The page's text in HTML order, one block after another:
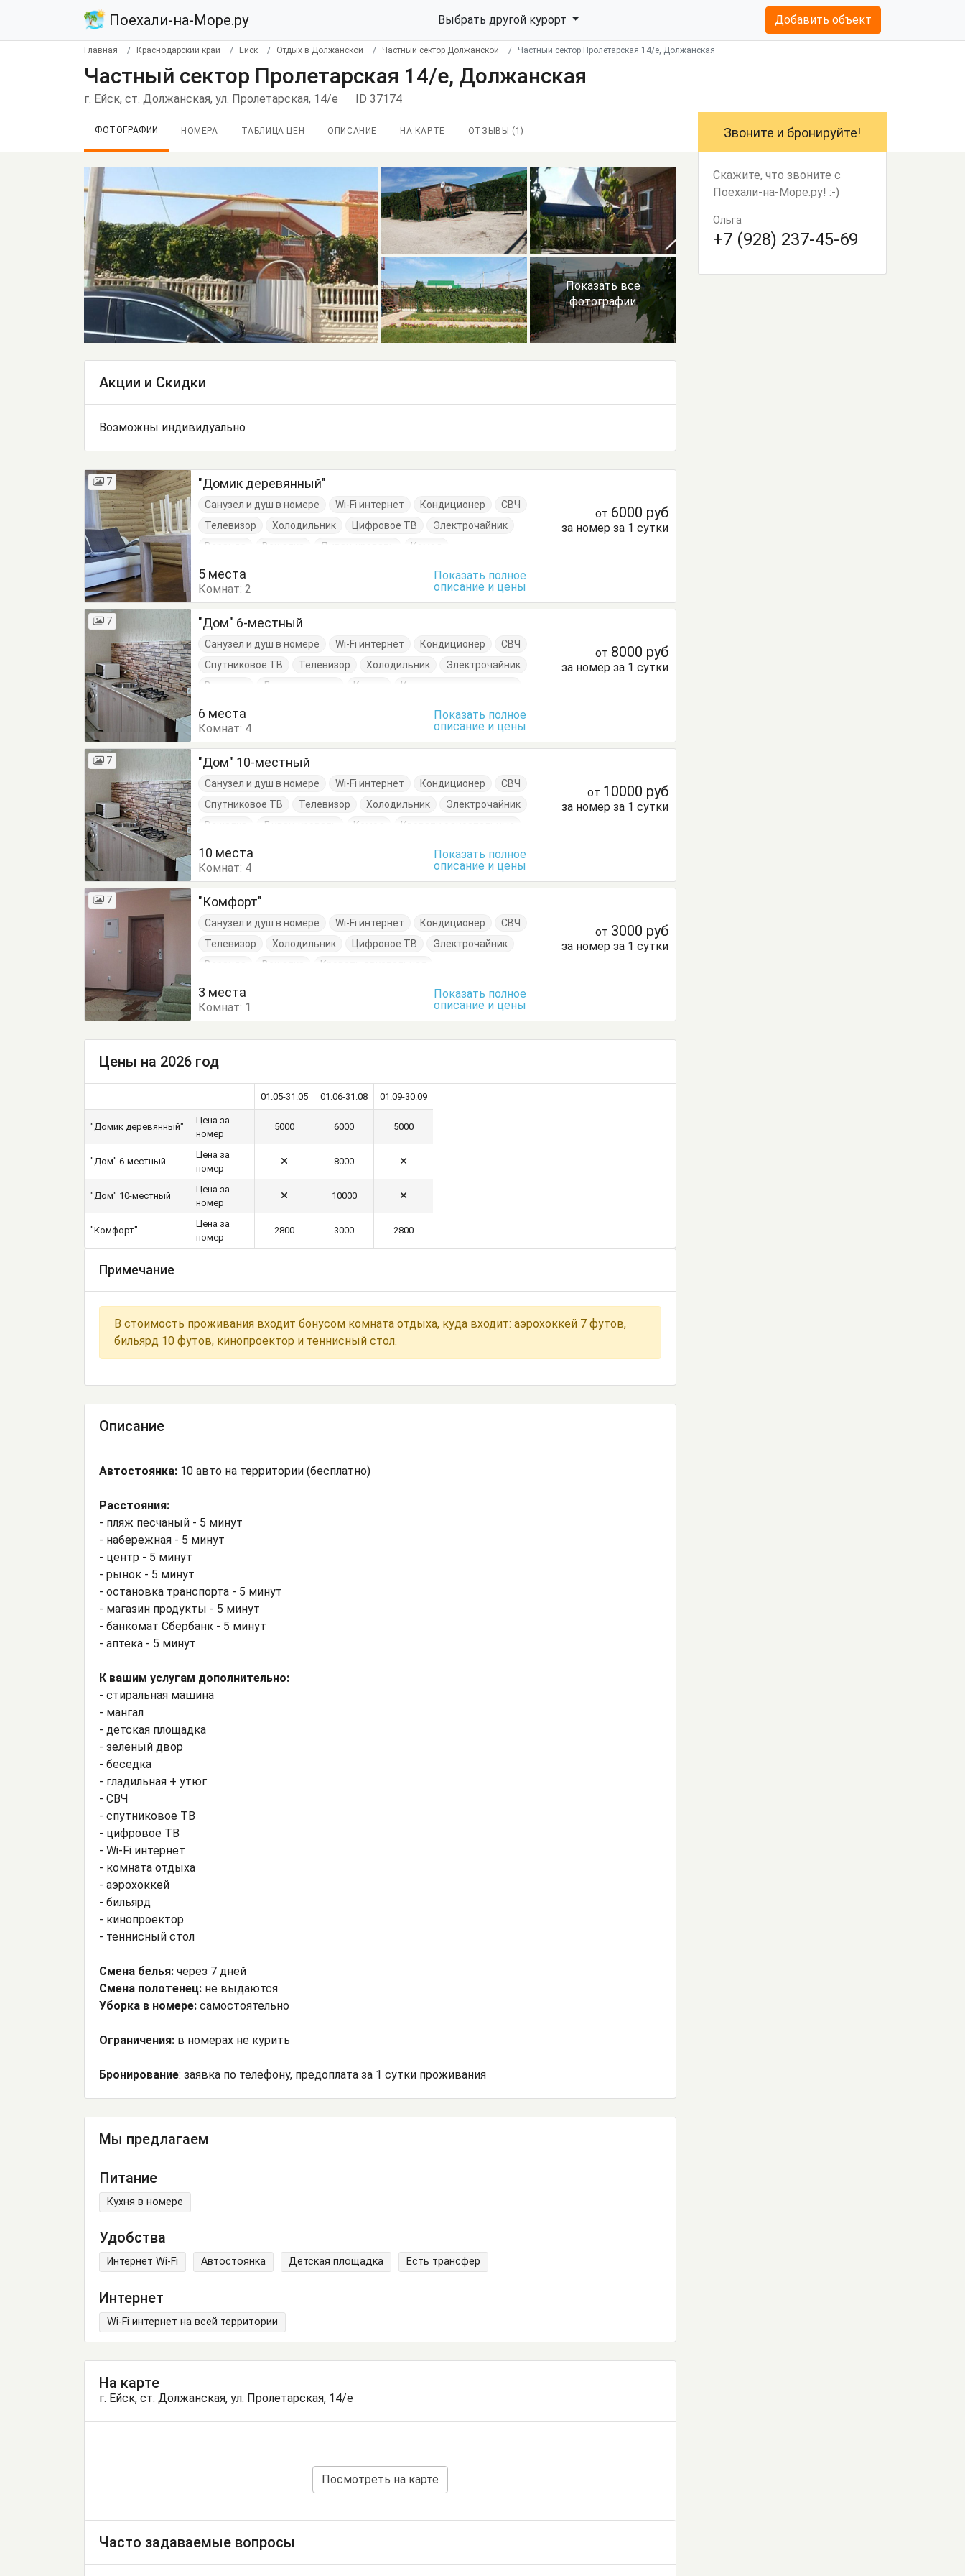
Поехали-на-Море.ру Выбрать другой курорт Добавить объект
Главная Краснодарский край Ейск Отдых в Должанской Частный сектор Должанской Частный сектор Пролетарская 14/е, Должанская
Частный сектор Пролетарская 14/е, Должанская
г. Ейск, ст. Должанская, ул. Пролетарская, 14/е ID 37174
ФОТОГРАФИИ НОМЕРА ТАБЛИЦА ЦЕН ОПИСАНИЕ НА КАРТЕ ОТЗЫВЫ ( 1)
Показать все
фотографии
Акции и Скидки
Возможны индивидуально
7 "Домик деревянный"
Санузел и душ в номере Wi-Fi интернет Кондиционер
СВЧ
Телевизор
Холодильник Цифровое ТВ
Электрочайник
Веранда
Вешалка Диван-кровать
Комод
Кровати односпальные
Обеденный стол
Тумбочки
от 6000 руб
за номер за 1 сутки
5 места
Комнат:2
Показать полное
описание и цены
7 "Дом" 6-местный
Санузел и душ в номере Wi-Fi интернет Кондиционер
СВЧ
Спутниковое ТВ
Телевизор Холодильник
Электрочайник
Вешалка
Диван-кровать Комод
Кровати односпальные
Стол
Стулья
от 8000 руб
за номер за 1 сутки
6 места
Комнат: 4
Показать полное
описание и цены
7 "Дом" 10-местный
Санузел и душ в номере Wi-Fi интернет Кондиционер
СВЧ
Спутниковое ТВ
Телевизор Холодильник
Электрочайник
Вешалка
Диван-кровать Комод
Кровати односпальные
Кровать двуспальная
Стол
Стулья
от 10000 руб
за номер за 1 сутки
10 места
Комнат: 4
Показать полное
описание и цены
7 "Комфорт"
Санузел и душ в номере Wi-Fi интернет Кондиционер
СВЧ
Телевизор
Холодильник Цифровое ТВ
Электрочайник
Веранда
Вешалка
Кровать двуспальная
Посуда
от 3000 руб
за номер за 1 сутки
3 места
Комнат: 1
Показать полное
описание и цены
Цены на 2026 год
01.05-31.05 01.06-31.08 01.09-30.09
"Домик деревянный"
Цена за
номер
5000 6000 5000
"Дом" 6-местный
Цена за
номер
8000
"Дом" 10-местный
Цена за
номер
10000
"Комфорт"
Цена за
номер
2800 3000 2800
Примечание
В стоимость проживания входит бонусом комната отдыха, куда входит: аэрохоккей 7 футов,
бильярд 10 футов, кинопроектор и теннисный стол.
Описание
Автостоянка: 10 авто на территории (бесплатно)
Расстояния:
- пляж песчаный - 5 минут
- набережная - 5 минут
- центр - 5 минут
- рынок - 5 минут
- остановка транспорта - 5 минут
- магазин продукты - 5 минут
- банкомат Сбербанк - 5 минут
- аптека - 5 минут
К вашим услугам дополнительно:
- стиральная машина
- мангал
- детская площадка
- зеленый двор
- беседка
- гладильная + утюг
- СВЧ
- спутниковое ТВ
- цифровое ТВ
- Wi-Fi интернет
- комната отдыха
- аэрохоккей
- бильярд
- кинопроектор
- теннисный стол
Смена белья: через 7 дней
Смена полотенец: не выдаются
Уборка в номере: самостоятельно
Ограничения: в номерах не курить
Бронирование: заявка по телефону, предоплата за 1 сутки проживания
Мы предлагаем
Питание
Кухня в номере
Удобства
Интернет Wi-Fi Автостоянка Детская площадка Есть трансфер
Интернет
Wi-Fi интернет на всей территории
На карте
г. Ейск, ст. Должанская, ул. Пролетарская, 14/е
Посмотреть на карте
Часто задаваемые вопросы
Звоните и бронируйте!
Скажите, что звоните с
Поехали-на-Море.ру! :-)
Ольга
+7 (928) 237-45-69